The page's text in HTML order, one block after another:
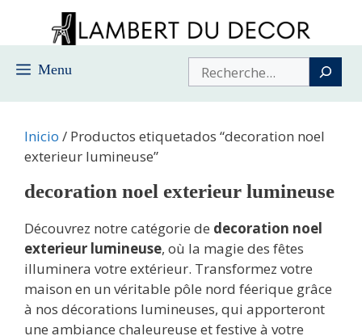
contenido
Menu Buscar
Inicio / Productos etiquetados “decoration noel
exterieur lumineuse”
decoration noel exterieur lumineuse
Découvrez notre catégorie de decoration noel
exterieur lumineuse, où la magie des fêtes
illuminera votre extérieur. Transformez votre
maison en un véritable pôle nord féerique grâce
à nos décorations lumineuses, qui apporteront
une ambiance chaleureuse et festive à votre